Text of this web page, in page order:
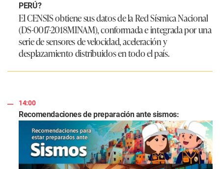
PERÚ?
El CENSIS obtiene sus datos de la Red Sísmica Nacional
(DS-0017-2018MINAM), conformada e integrada por una
serie de sensores de velocidad, aceleración y
desplazamiento distribuidos en todo el país.
14:00
Recomendaciones de preparación ante sismos: